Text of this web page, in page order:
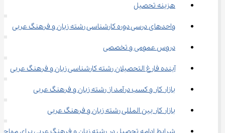
هزینه تحصیل
واحدهای درسی دوره کارشناسی رشته زبان و فرهنگ عربی
دروس عمومی و تخصصی
آینده فارغ التحصیلان رشته کارشناسی زبان و فرهنگ عربی
بازار کار و کسب درآمد از رشته زبان و فرهنگ عربی
بازار کار بین المللی رشته زبان و فرهنگ عربی